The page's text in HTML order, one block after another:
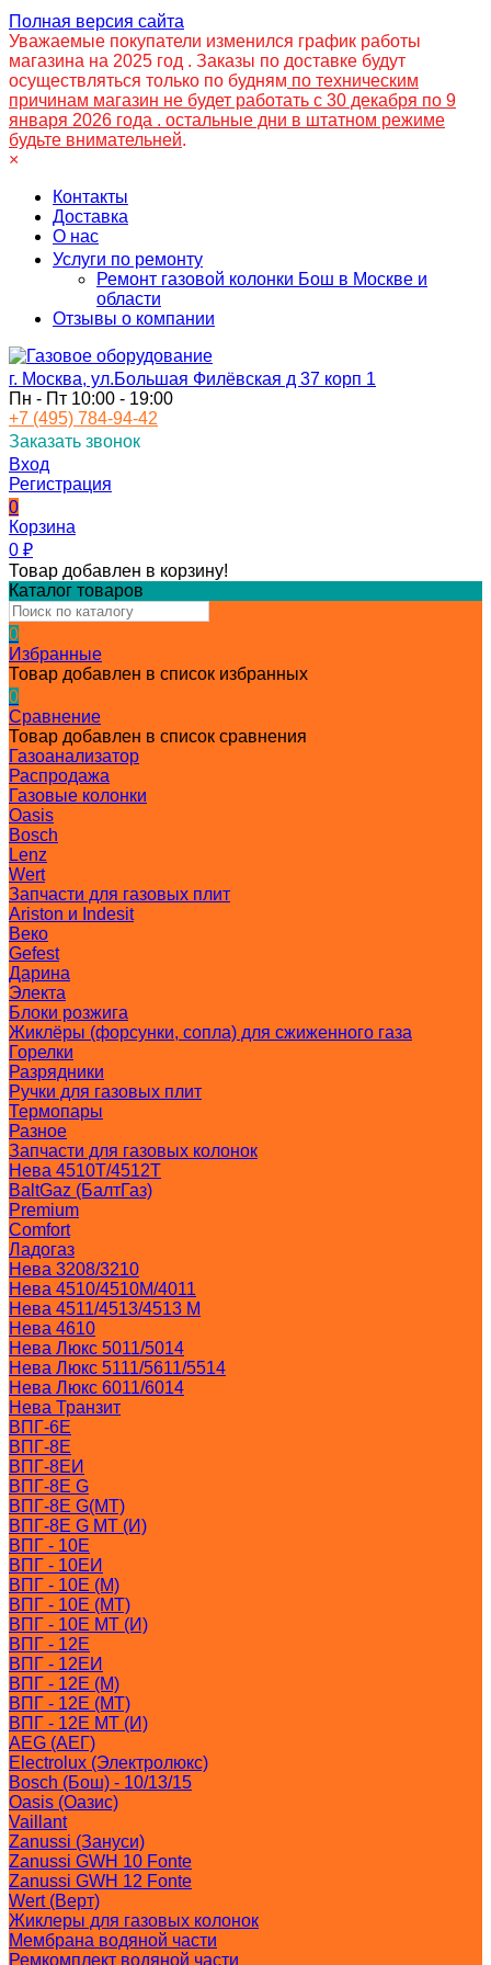
Полная версия сайта
Уважаемые покупатели изменился график работы
магазина на 2025 год . Заказы по доставке будут
осуществляться только по будням по техническим
причинам магазин не будет работать с 30 декабря по 9
января 2026 года . остальные дни в штатном режиме
будьте внимательней.
×
Контакты
Доставка
О нас
Услуги по ремонту
Ремонт газовой колонки Бош в Москве и
области
Отзывы о компании
г. Москва, ул.Большая Филёвская д 37 корп 1
Пн - Пт 10:00 - 19:00
+7 (495) 784-94-42
Заказать звонок
Вход
Регистрация
0
Корзина
0 ₽
Товар добавлен в корзину!
Каталог товаров
0
Избранные
Товар добавлен в список избранных
0
Сравнение
Товар добавлен в список сравнения
Газоанализатор
Распродажа
Газовые колонки
Oasis
Bosch
Lenz
Wert
Запчасти для газовых плит
Ariston и Indesit
Веко
Gefest
Дарина
Электа
Блоки розжига
Жиклёры (форсунки, сопла) для сжиженного газа
Горелки
Разрядники
Ручки для газовых плит
Термопары
Разное
Запчасти для газовых колонок
Нева 4510T/4512T
BaltGaz (БалтГаз)
Premium
Comfort
Ладогаз
Нева 3208/3210
Нева 4510/4510M/4011
Нева 4511/4513/4513 M
Нева 4610
Нева Люкс 5011/5014
Нева Люкс 5111/5611/5514
Нева Люкс 6011/6014
Нева Транзит
ВПГ-6Е
ВПГ-8Е
ВПГ-8ЕИ
ВПГ-8Е G
ВПГ-8Е G(MT)
ВПГ-8Е G MT (И)
ВПГ - 10Е
ВПГ - 10ЕИ
ВПГ - 10Е (M)
ВПГ - 10Е (MT)
ВПГ - 10Е MT (И)
ВПГ - 12Е
ВПГ - 12ЕИ
ВПГ - 12Е (M)
ВПГ - 12Е (MT)
ВПГ - 12Е MT (И)
AEG (АЕГ)
Electrolux (Электролюкс)
Bosch (Бош) - 10/13/15
Oasis (Оазис)
Vaillant
Zanussi (Зануси)
Zanussi GWH 10 Fonte
Zanussi GWH 12 Fonte
Wert (Верт)
Жиклеры для газовых колонок
Мембрана водяной части
Ремкомплект водяной части